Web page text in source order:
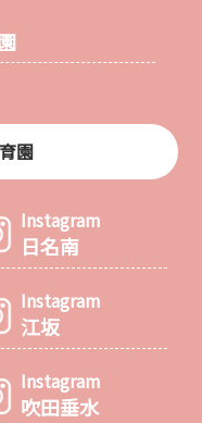
園
Instagram
日名南
Instagram
江坂
Instagram
吹田垂水